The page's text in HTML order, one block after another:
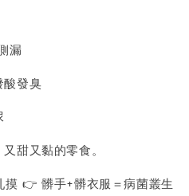
漏
酸發臭
甜又黏的零食。
摸 👉 髒手+髒衣服＝病菌叢生